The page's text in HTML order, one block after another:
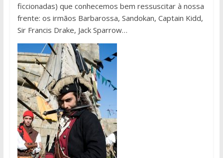
ficcionadas) que conhecemos bem ressuscitar à nossa
frente: os irmãos Barbarossa, Sandokan, Captain Kidd,
Sir Francis Drake, Jack Sparrow…